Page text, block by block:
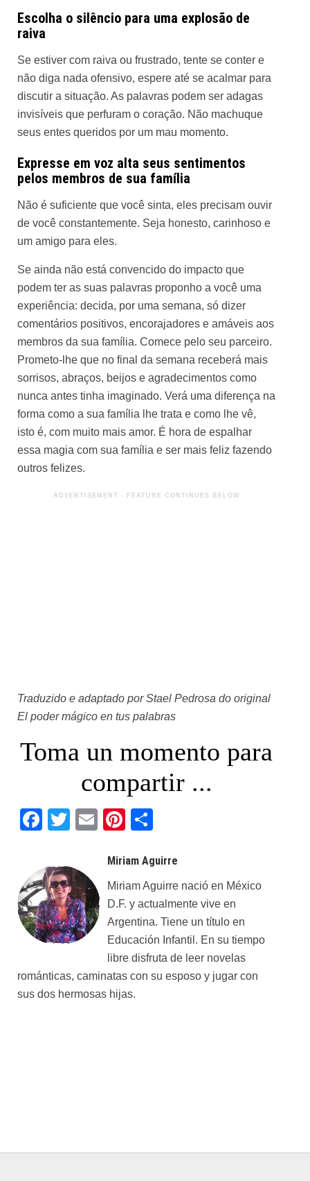
Escolha o silêncio para uma explosão de
raiva
Se estiver com raiva ou frustrado, tente se conter e
não diga nada ofensivo, espere até se acalmar para
discutir a situação. As palavras podem ser adagas
invisíveis que perfuram o coração. Não machuque
seus entes queridos por um mau momento.
Expresse em voz alta seus sentimentos
pelos membros de sua família
Não é suficiente que você sinta, eles precisam ouvir
de você constantemente. Seja honesto, carinhoso e
um amigo para eles.
Se ainda não está convencido do impacto que
podem ter as suas palavras proponho a você uma
experiência: decida, por uma semana, só dizer
comentários positivos, encorajadores e amáveis aos
membros da sua família. Comece pelo seu parceiro.
Prometo-lhe que no final da semana receberá mais
sorrisos, abraços, beijos e agradecimentos como
nunca antes tinha imaginado. Verá uma diferença na
forma como a sua família lhe trata e como lhe vê,
isto é, com muito mais amor. É hora de espalhar
essa magia com sua família e ser mais feliz fazendo
outros felizes.
Traduzido e adaptado por Stael Pedrosa do original
El poder mágico en tus palabras
Toma un momento para
compartir ...
Facebook
Twitter
EmailPinterest
Miriam Aguirre
Miriam Aguirre nació en México
D.F. y actualmente vive en
Argentina. Tiene un título en
Educación Infantil. En su tiempo
libre disfruta de leer novelas
románticas, caminatas con su esposo y jugar con
sus dos hermosas hijas.